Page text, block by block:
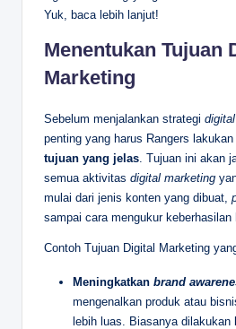
Yuk, baca lebih lanjut!
Menentukan Tujuan
Marketing
Sebelum menjalankan strategi
penting yang harus Rangers lakukan
tujuan yang jelas . Tujuan ini akan
semua aktivitas digital marketing
mulai dari jenis konten yang dibuat,
sampai cara mengukur keberhasilan
Contoh Tujuan Digital Marketing
Meningkatkan brand
mengenalkan produk atau
lebih luas. Biasanya dilakukan